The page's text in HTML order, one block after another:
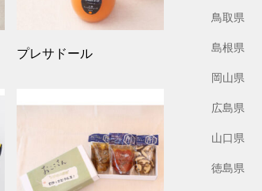
プレサドール
鳥取県
島根県
岡山県
広島県
山口県
徳島県